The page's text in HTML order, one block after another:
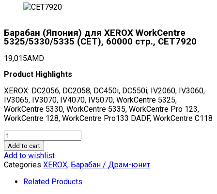
Барабан (Япония) для XEROX WorkCentre
5325/5330/5335 (CET), 60000 стр., CET7920
19,015AMD
Product Highlights
XEROX: DC2056, DC2058, DC450i, DC550i, IV2060, IV3060,
IV3065, IV3070, IV4070, IV5070, WorkCentre 5325,
WorkCentre 5330, WorkCentre 5335, WorkCentre Pro 123,
WorkCentre 128, WorkCentre Pro133 DADF, WorkCentre C118
Барабан
(Япония)
для
XEROX
WorkCentre
5325/5330/5335
Add to cart
Add to wishlist
Categories XEROX, Барабан / Драм-юнит
Related Products